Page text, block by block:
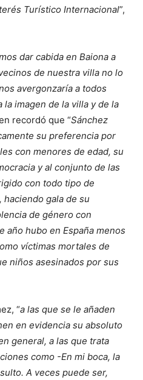
Turístico Internacional”,
dar cabida en Baiona a
de nuestra villa no lo
avergonzaría a todos
la imagen de la villa y de la
recordó que “Sánchez
su preferencia por
con menores de edad, su
y al conjunto de las
con todo tipo de
gala de su
de género con
año hubo en España menos
víctimas mortales de
niños asesinados por sus
“a las que se le añaden
en evidencia su absoluto
general, a las que trata
como -En mi boca, la
A veces puede ser,